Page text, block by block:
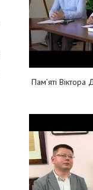
Пам’яті